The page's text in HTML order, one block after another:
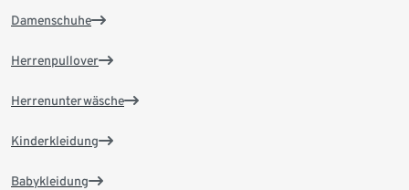
Damenschuhe
Herrenpullover
Herrenunterwäsche
Kinderkleidung
Babykleidung